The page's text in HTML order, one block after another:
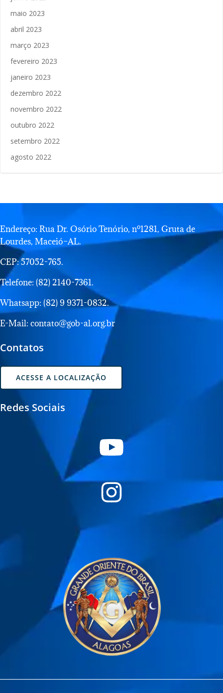
maio 2023
abril 2023
março 2023
fevereiro 2023
janeiro 2023
dezembro 2022
novembro 2022
outubro 2022
setembro 2022
agosto 2022
Endereço: Rua Dr. Osório Tenório, nº1281, Gruta de
Lourdes, Maceió–AL.
CEP: 57052-765.
Telefone: (82) 2140-7361.
Whatsapp: (82) 9 9371-0832.
E-Mail: contato@gob-al.org.br
Contatos
ACESSE A LOCALIZAÇÃO
Redes Sociais